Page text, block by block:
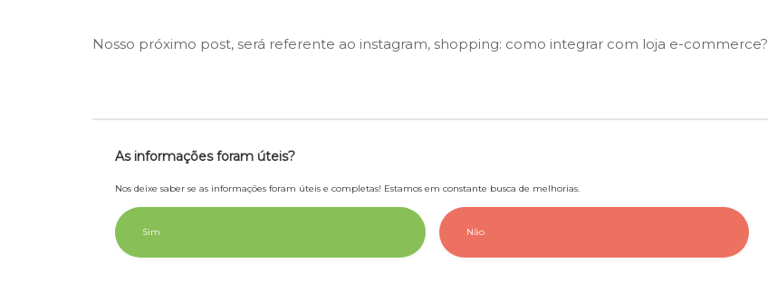
Nosso próximo post, será referente ao instagram, shopping: como integrar com loja e-commerce?
As informações foram úteis?
Nos deixe saber se as informações foram úteis e completas! Estamos em constante busca de melhorias.
Sim Não